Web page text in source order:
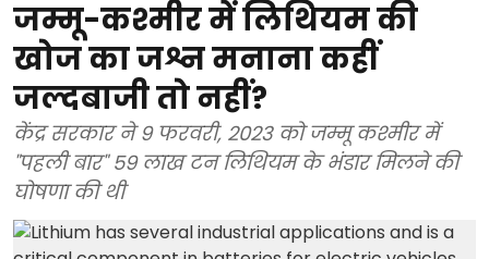
जम्मू-कश्मीर में लिथियम की
खोज का जश्न मनाना कहीं
जल्दबाजी तो नहीं?
केंद्र सरकार ने 9 फरवरी, 2023 को जम्मू कश्मीर में
"पहली बार" 59 लाख टन लिथियम के भंडार मिलने की
घोषणा की थी